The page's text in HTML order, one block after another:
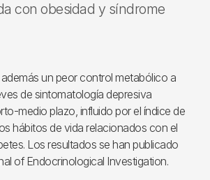
con obesidad y síndrome
un peor control metabólico a
de sintomatología depresiva
medio plazo, influido por el índice de
hábitos de vida relacionados con el
Los resultados se han publicado
of Endocrinological Investigation.